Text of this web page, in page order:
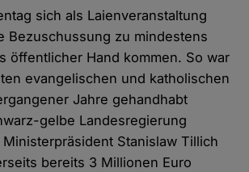
sich als Laienveranstaltung
Bezuschussung zu mindestens
öffentlicher Hand kommen. So war
evangelischen und katholischen
Jahre gehandhabt
gelbe Landesregierung
Stanislaw Tillich
bereits 3 Millionen Euro